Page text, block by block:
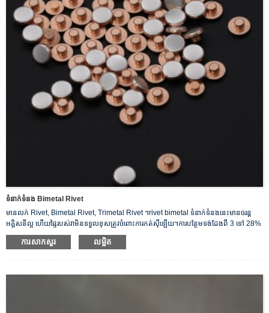
ទំនាក់ទំនង Bimetal Rivet
មានលក់ Rivet, Bimetal Rivet, Trimetal Rivet ។rivet bimetal ទំនាក់ទំនងនេះមានចរន្ត
អគ្គិសនីល្អ ហើយផ្ទៃរបស់វាមិនទទួលខុសត្រូវចំពោះការកត់សុីឡើយ។ការបន្ថែមទង់ដែងពី 3 ទៅ 28%
អាចធ្វើអោយភាពធន់នឹងភ្លើងរបស់ប្រាក់មានភាពប្រសើរឡើងគួរឱ្យកត់សម្គាល់។
ការសាកសួរ លម្អិត